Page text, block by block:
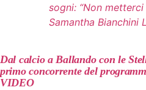
sogni: “Non
Samantha Bianchini
Dal calcio a Ballando con le
primo concorrente del
VIDEO